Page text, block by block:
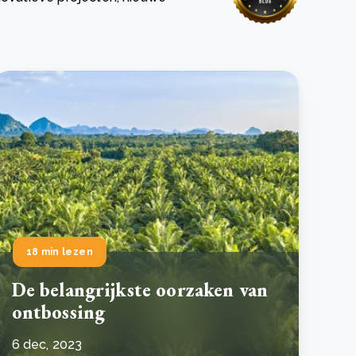
basis leggen voor het Sauki Cookstove Nigeria
18 min lezen
De belangrijkste oorzaken van
ontbossing
6 dec, 2023